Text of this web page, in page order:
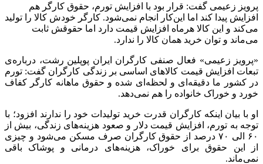
پرویز زعیمی گفت: قرار بود با افزایش تورم، حقوق کارگر هم
افزایش پیدا کند اما این‌کار انجام نمی‌شود. کارگر خودش کالا را تولید
می‌کند و این کالا هرماه افزایش قیمت دارد اما حقوقش ثابت
می‌ماند و توان خرید همان کالا را ندارد.
«پرویز زعیمی» فعال صنفی کارگران ایران پوپلین رشت، درباره‌ی
تبعات افزایش قیمت کالاهای اساسی بر زندگی کارگران گفت: تورم
در کشور ما دقیقه‌ای و لحظه‌ای شده و حقوق ماهانه کارگر کفاف
خورد و خوراک خانواده را هم نمی‌دهد.
او با بیان اینکه کارگران قدرت خرید تولیدات خود را ندارند افزود؛ با
توجه به تورم، افزایش قیمت دلار و صعود هزینه‌های زندگی، بیش از
۶۰ الی ۷۰ درصد از حقوق کارگران صرف مسکن می‌شود و چیزی
از این حقوق برای خوراک، هزینه‌های درمانی و پوشاک باقی
نمی‌ماند.